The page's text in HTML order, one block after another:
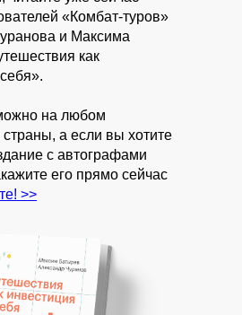
«Комбат-туров»
и Максима
как
на любом
страны, а если вы хотите
с автографами
его прямо сейчас
>>